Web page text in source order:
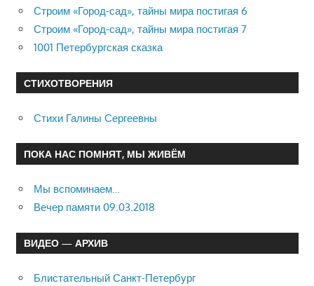
Строим «Город-сад», тайны мира постигая 6
Строим «Город-сад», тайны мира постигая 7
1001 Петербургская сказка
СТИХОТВОРЕНИЯ
Стихи Галины Сергеевны
ПОКА НАС ПОМНЯТ, МЫ ЖИВЁМ
Мы вспоминаем…
Вечер памяти 09.03.2018
ВИДЕО — АРХИВ
Блистательный Санкт-Петербург